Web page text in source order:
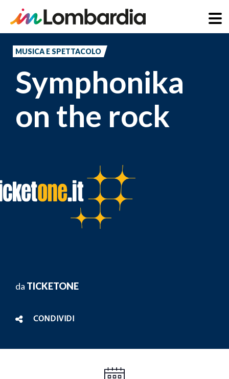
principale
MUSICA E SPETTACOLO
Symphonika
on the rock
da TICKETONE
CONDIVIDI